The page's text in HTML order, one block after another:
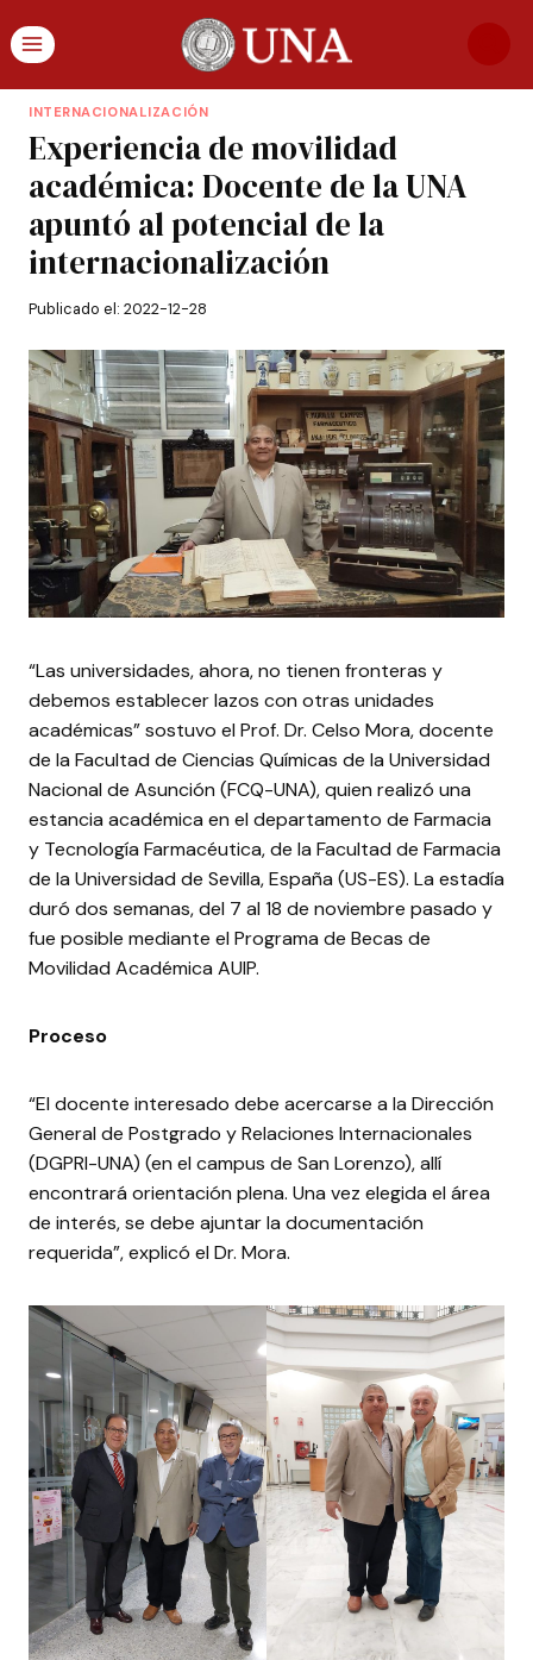
INTERNACIONALIZACIÓN
Experiencia de movilidad
académica: Docente de la UNA
apuntó al potencial de la
internacionalización
Publicado el: 2022-12-28
“Las universidades, ahora, no tienen fronteras y
debemos establecer lazos con otras unidades
académicas” sostuvo el Prof. Dr. Celso Mora, docente
de la Facultad de Ciencias Químicas de la Universidad
Nacional de Asunción (FCQ-UNA), quien realizó una
estancia académica en el departamento de Farmacia
y Tecnología Farmacéutica, de la Facultad de Farmacia
de la Universidad de Sevilla, España (US-ES). La estadía
duró dos semanas, del 7 al 18 de noviembre pasado y
fue posible mediante el Programa de Becas de
Movilidad Académica AUIP.
Proceso
“El docente interesado debe acercarse a la Dirección
General de Postgrado y Relaciones Internacionales
(DGPRI-UNA) (en el campus de San Lorenzo), allí
encontrará orientación plena. Una vez elegida el área
de interés, se debe ajuntar la documentación
requerida”, explicó el Dr. Mora.